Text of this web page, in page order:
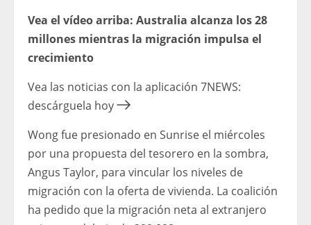
Vea el vídeo arriba: Australia alcanza los 28
millones mientras la migración impulsa el
crecimiento
Vea las noticias con la aplicación 7NEWS:
descárguela hoy
Wong fue presionado en Sunrise el miércoles
por una propuesta del tesorero en la sombra,
Angus Taylor, para vincular los niveles de
migración con la oferta de vivienda. La coalición
ha pedido que la migración neta al extranjero